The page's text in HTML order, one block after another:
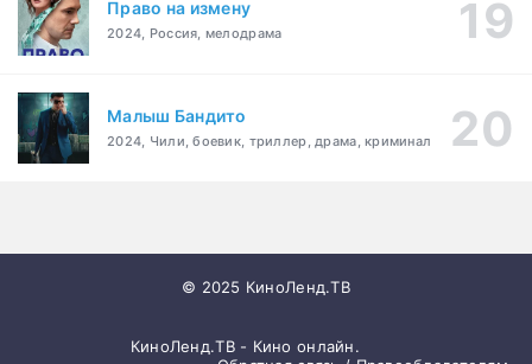
Право на измену
2024, Россия, мелодрама
Малыш Бандито
2024, Чили, боевик, триллер, драма, криминал
© 2025 КиноЛенд.ТВ
КиноЛенд.ТВ - Кино онлайн.